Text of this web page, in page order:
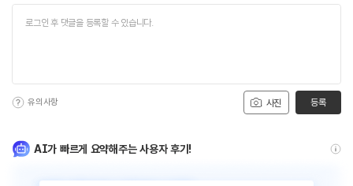
사진
유의사항 등록
AI가 빠르게 요약해주는 사용자 후기!